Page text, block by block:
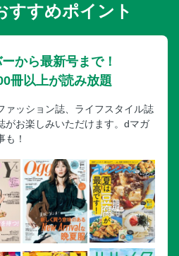
すすめポイント
から最新号まで！
冊以上が読み放題
ァッション誌、ライフスタイル誌
がお楽しみいただけます。dマガ
も！